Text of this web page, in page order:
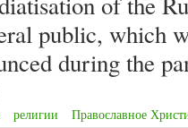
public, which
during the
религии Православное